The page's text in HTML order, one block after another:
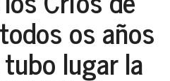
os años
lugar la